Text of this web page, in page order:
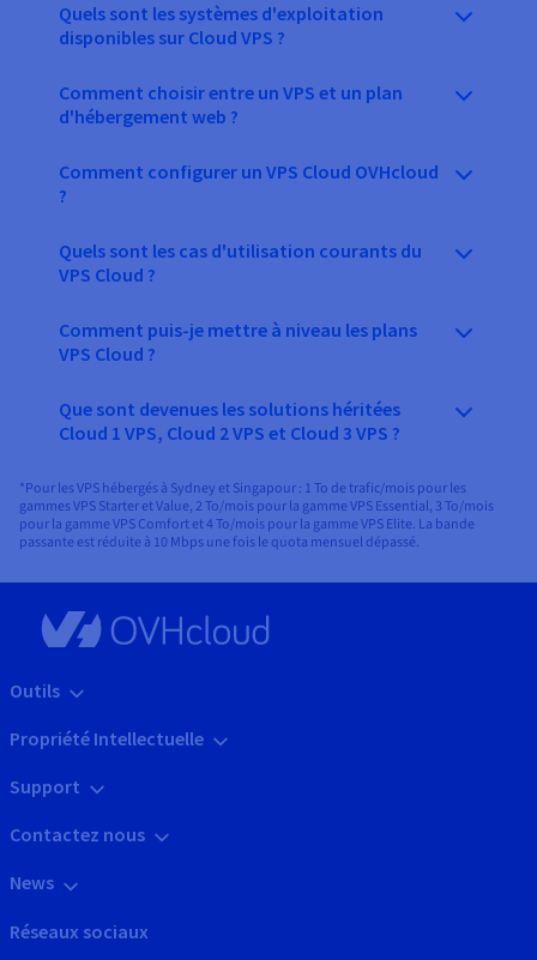
Quels sont les systèmes d'exploitation
disponibles sur Cloud VPS ?
Comment choisir entre un VPS et un plan
d'hébergement web ?
Comment configurer un VPS Cloud OVHcloud
?
Quels sont les cas d'utilisation courants du
VPS Cloud ?
Comment puis-je mettre à niveau les plans
VPS Cloud ?
Que sont devenues les solutions héritées
Cloud 1 VPS, Cloud 2 VPS et Cloud 3 VPS ?
*Pour les VPS hébergés à Sydney et Singapour : 1 To de trafic/mois pour les
gammes VPS Starter et Value, 2 To/mois pour la gamme VPS Essential, 3 To/mois
pour la gamme VPS Comfort et 4 To/mois pour la gamme VPS Elite. La bande
passante est réduite à 10 Mbps une fois le quota mensuel dépassé.
Outils
Propriété Intellectuelle
Support
Contactez nous
News
Réseaux sociaux